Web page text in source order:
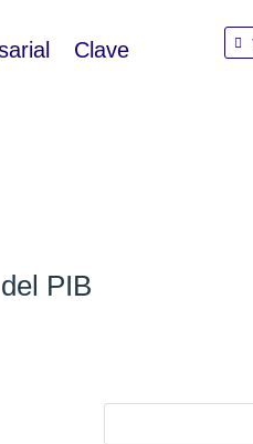
Clave
PIB